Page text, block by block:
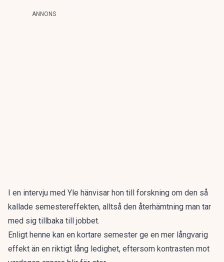
ANNONS
I en intervju med Yle hänvisar hon till forskning om den så
kallade semestereffekten, alltså den återhämtning man tar
med sig tillbaka till jobbet.
Enligt henne kan en kortare semester ge en mer långvarig
effekt än en riktigt lång ledighet, eftersom kontrasten mot